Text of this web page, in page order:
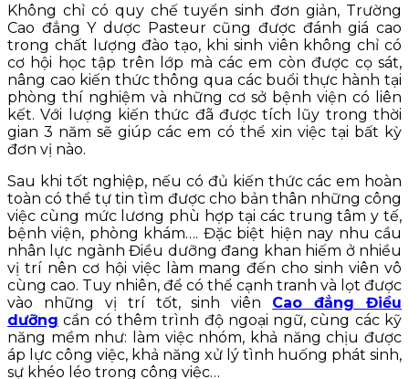
Không chỉ có quy chế tuyển sinh đơn giản, Trường
Cao đẳng Y dược Pasteur cũng được đánh giá cao
trong chất lượng đào tạo, khi sinh viên không chỉ có
cơ hội học tập trên lớp mà các em còn được cọ sát,
nâng cao kiến thức thông qua các buổi thực hành tại
phòng thí nghiệm và những cơ sở bệnh viện có liên
kết. Với lượng kiến thức đã được tích lũy trong thời
gian 3 năm sẽ giúp các em có thể xin việc tại bất kỳ
đơn vị nào.
Sau khi tốt nghiệp, nếu có đủ kiến thức các em hoàn
toàn có thể tự tin tìm được cho bản thân những công
việc cùng mức lương phù hợp tại các trung tâm y tế,
bệnh viện, phòng khám…. Đặc biệt hiện nay nhu cầu
nhân lực ngành Điều dưỡng đang khan hiếm ở nhiều
vị trí nên cơ hội việc làm mang đến cho sinh viên vô
cùng cao. Tuy nhiên, để có thể cạnh tranh và lọt được
vào những vị trí tốt, sinh viên Cao đẳng Điều
dưỡng cần có thêm trình độ ngoại ngữ, cùng các kỹ
năng mềm như: làm việc nhóm, khả năng chịu được
áp lực công việc, khả năng xử lý tình huống phát sinh,
sự khéo léo trong công việc…